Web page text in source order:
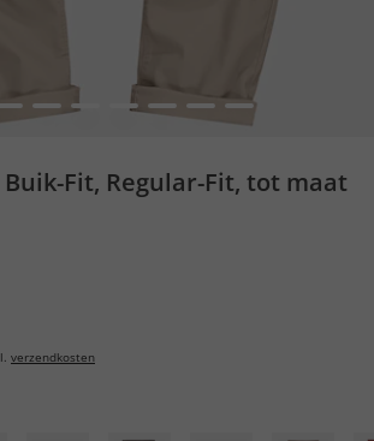
2 3 4 6 7 8
Fit, Regular-Fit, tot maat
verzendkosten